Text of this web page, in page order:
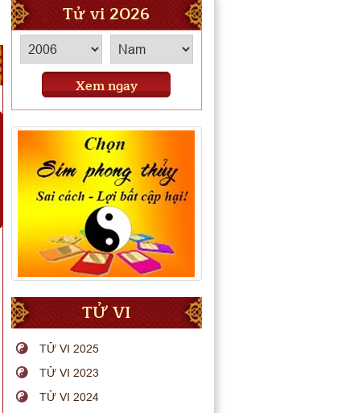
Tử vi 2026
Xem ngay
TỬ VI
TỬ VI 2025
TỬ VI 2023
TỬ VI 2024